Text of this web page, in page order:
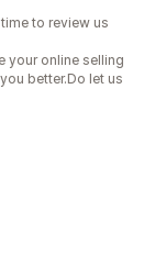
to review us
your online selling
better.Do let us